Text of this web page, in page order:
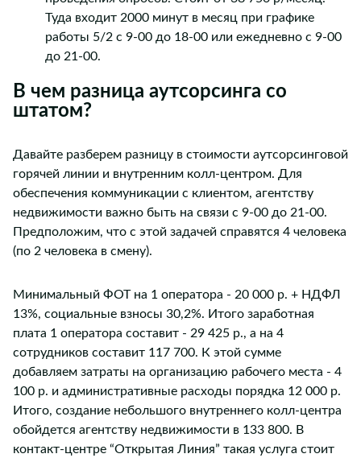
Туда входит 2000 минут в месяц при графике
работы 5/2 с 9-00 до 18-00 или ежедневно с 9-00
до 21-00.
В чем разница аутсорсинга со
штатом?
Давайте разберем разницу в стоимости аутсорсинговой
горячей линии и внутренним колл-центром. Для
обеспечения коммуникации с клиентом, агентству
недвижимости важно быть на связи с 9-00 до 21-00.
Предположим, что с этой задачей справятся 4 человека
(по 2 человека в смену).
Минимальный ФОТ на 1 оператора - 20 000 р. + НДФЛ
13%, социальные взносы 30,2%. Итого заработная
плата 1 оператора составит - 29 425 р., а на 4
сотрудников составит 117 700. К этой сумме
добавляем затраты на организацию рабочего места - 4
100 р. и административные расходы порядка 12 000 р.
Итого, создание небольшого внутреннего колл-центра
обойдется агентству недвижимости в 133 800. В
контакт-центре “Открытая Линия” такая услуга стоит